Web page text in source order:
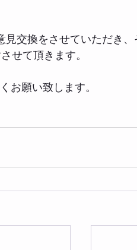
交換をさせていただき、
せて頂きます。
お願い致します。